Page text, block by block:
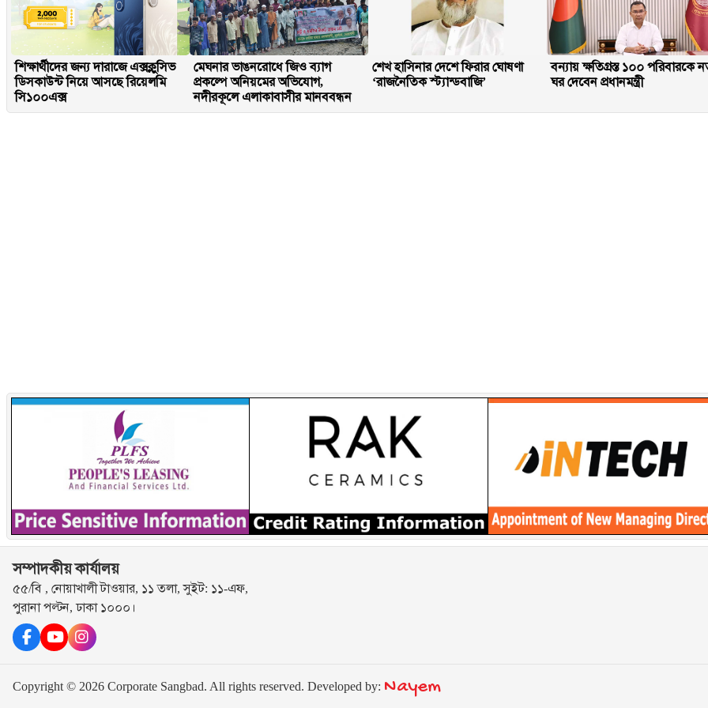
শিক্ষার্থীদের জন্য দারাজে এক্সক্লুসিভ
ডিসকাউন্ট নিয়ে আসছে রিয়েলমি
সি১০০এক্স
মেঘনার ভাঙনরোধে জিও ব্যাগ
প্রকল্পে অনিয়মের অভিযোগ,
নদীরকূলে এলাকাবাসীর মানববন্ধন
শেখ হাসিনার দেশে ফিরার ঘোষণা
‘রাজনৈতিক স্ট্যান্ডবাজি’
বন্যায় ক্ষতিগ্রস্ত ১০০ পরিবারকে
ঘর দেবেন প্রধানমন্ত্রী
সম্পাদকীয় কার্যালয়
৫৫/বি , নোয়াখালী টাওয়ার, ১১ তলা, সুইট: ১১-এফ,
পুরানা পল্টন, ঢাকা ১০০০।
Copyright © 2026 Corporate Sangbad. All rights reserved. Developed by: Nayem